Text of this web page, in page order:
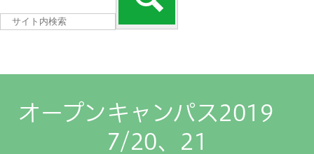
オープンキャンパス2019
7/20、21